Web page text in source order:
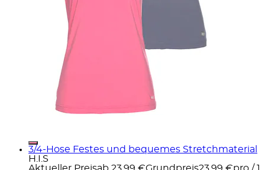
3/4-Hose Festes und bequemes Stretchmaterial
H.I.S